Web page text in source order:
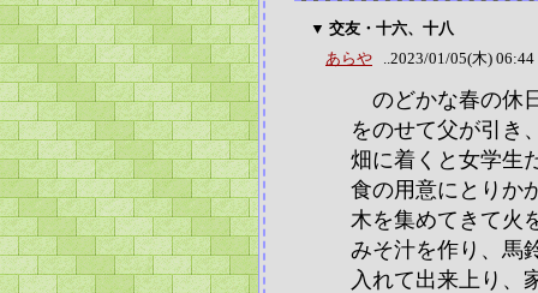
▼ 交友・十六、十八
あらや ..2023/01/05(木)
のどかな春の休
をのせて父が引き
畑に着くと女学生
食の用意にとりか
木を集めてきて火
みそ汁を作り、馬
入れて出来上り、